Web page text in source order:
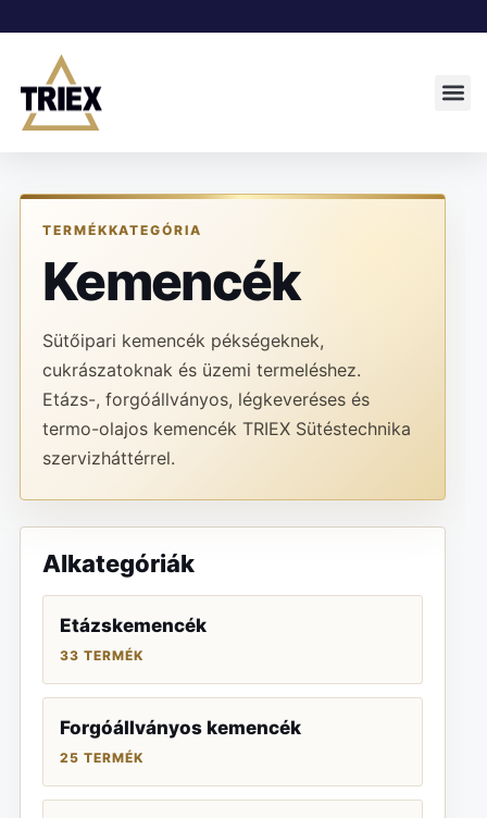
TERMÉKKATEGÓRIA
Kemencék
Sütőipari kemencék pékségeknek,
cukrászatoknak és üzemi termeléshez.
Etázs-, forgóállványos, légkeveréses és
termo-olajos kemencék TRIEX Sütéstechnika
szervizháttérrel.
Alkategóriák
Etázskemencék
33 TERMÉK
Forgóállványos kemencék
25 TERMÉK